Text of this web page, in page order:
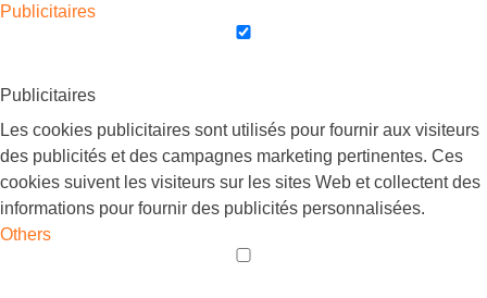
Publicitaires
Publicitaires
Les cookies publicitaires sont utilisés pour fournir aux visiteurs
des publicités et des campagnes marketing pertinentes. Ces
cookies suivent les visiteurs sur les sites Web et collectent des
informations pour fournir des publicités personnalisées.
Others